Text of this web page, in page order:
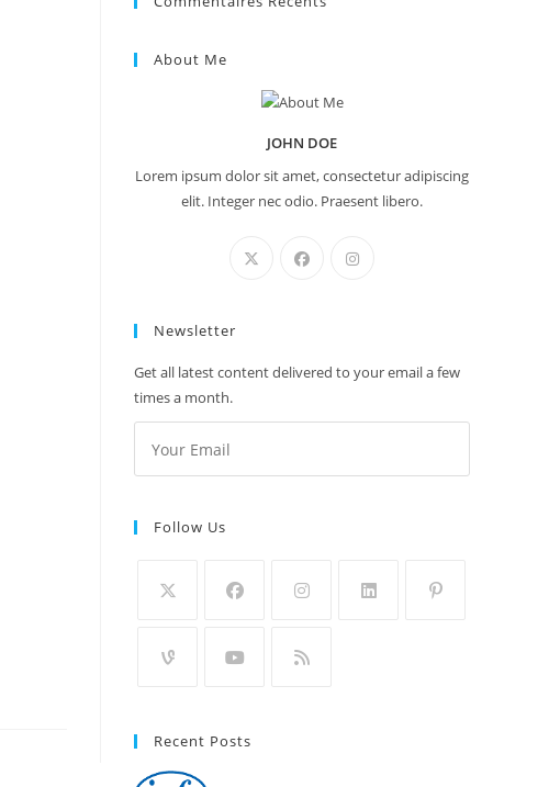
About Me
JOHN DOE
Lorem ipsum dolor sit amet, consectetur adipiscing
elit. Integer nec odio. Praesent libero.
Newsletter
Get all latest content delivered to your email a few
times a month.
Follow Us
Recent Posts